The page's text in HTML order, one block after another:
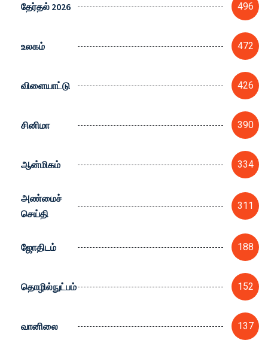
தேர்தல் 2026 496
உலகம் 472
விளையாட்டு 426
சினிமா 390
ஆன்மிகம் 334
அண்மைச்
செய்தி
311
ஜோதிடம் 188
தொழில்நுட்பம் 152
வானிலை 137